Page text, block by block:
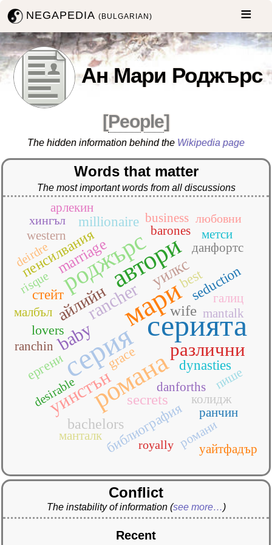
NEGAPEDIA(BULGARIAN)
Ан Мари Роджърс
[People]
The hidden information behind the Wikipedia page
Words that matter
The most important words from all discussions
серията
серия
мари
романа
автори
роджърс
различни
уинстън
baby
rancher
айлийн
уилкс
marriage
secrets
wife
bachelors
пенсилвания best
dynasties
millionaire
seduction
библиография
стейт
grace
lovers
ергени
barones
business
danforths
mantalk
ranchin
western
арлекин
галиц
данфортс
колидж
малбъл
манталк
метси
пише
ранчин
романиуайтфадър
deirdre
desirable
risque
royally
любовни
хингъл
Conflict
The instability of information (see more…)
Recent